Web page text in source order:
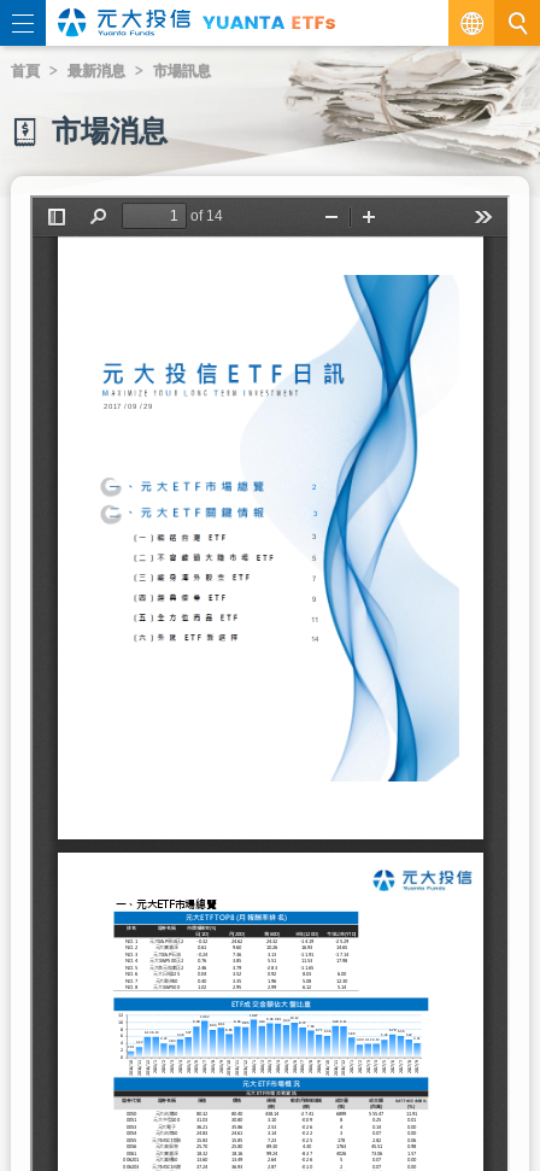
繁
EN
首頁 最新消息 市場訊息
市場消息